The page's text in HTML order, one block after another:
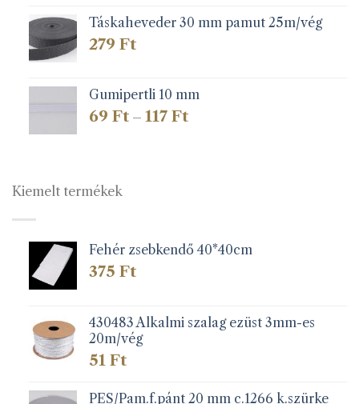
Táskaheveder 30 mm pamut 25m/vég
279 Ft
Gumipertli 10 mm
69 Ft – 117 FtÁrtartomány:
Kiemelt termékek
Fehér zsebkendő 40*40cm
375 Ft
430483 Alkalmi szalag ezüst 3mm-es
20m/vég
51 Ft
PES/Pam.f.pánt 20 mm c.1266 k.szürke